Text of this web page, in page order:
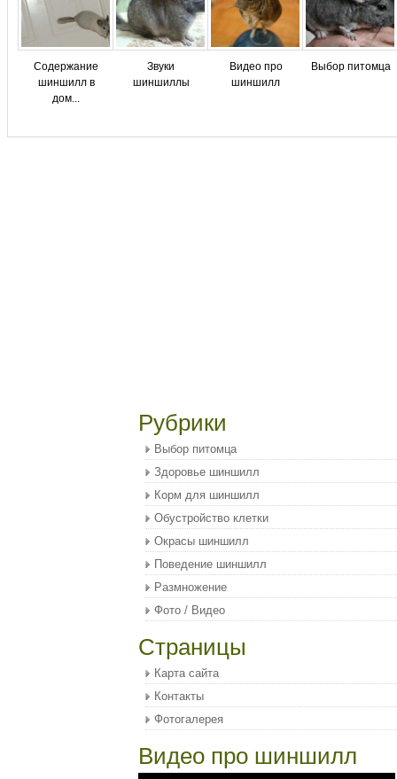
Содержание
шиншилл в
дом...
Звуки
шиншиллы
Видео про
шиншилл
Выбор питомца
Рубрики
Выбор питомца
Здоровье шиншилл
Корм для шиншилл
Обустройство клетки
Окрасы шиншилл
Поведение шиншилл
Размножение
Фото / Видео
Страницы
Карта сайта
Контакты
Фотогалерея
Видео про шиншилл